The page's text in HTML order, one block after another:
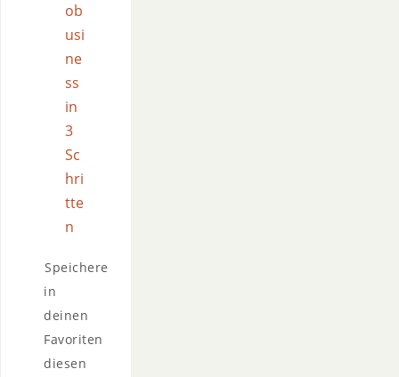
ob
usi
ne
ss
in
3
Sc
hri
tte
n
Speichere
in
deinen
Favoriten
diesen